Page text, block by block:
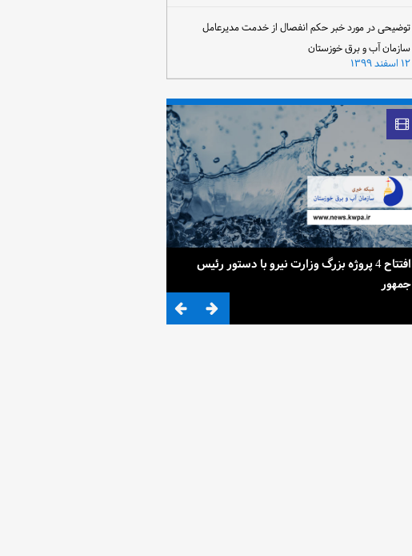
توضیحی در مورد خبر حکم انفصال از خدمت مدیرعامل
سازمان آب و برق خوزستان
۱۲ اسفند ۱۳۹۹
افتتاح 4 پروژه بزرگ وزارت نیرو با دستور رئیس
جمهور